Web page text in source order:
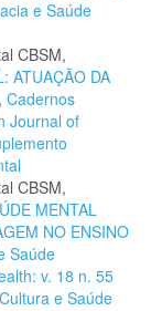
e Saúde
CBSM,
ATUAÇÃO DA
, Cadernos
Journal of
CBSM,
MENTAL
NO ENSINO
Saúde
v. 18 n. 55
e Saúde